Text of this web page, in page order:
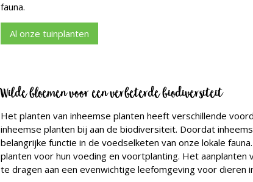
fauna.
Al onze tuinplanten
Wilde bloemen voor een verbeterde biodiversiteit
Het planten van inheemse planten heeft verschillende
inheemse planten bij aan de biodiversiteit. Doordat
belangrijke functie in de voedselketen van onze lokale
planten voor hun voeding en voortplanting. Het
te dragen aan een evenwichtige leefomgeving voor dieren